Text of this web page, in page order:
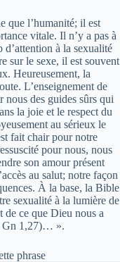
que l’humanité; il est
vitale. Il n’y a pas à
d’attention à la sexualité
sur le sexe, il est souvent
Heureusement, la
L’enseignement de
nous des guides sûrs qui
la joie et le respect du
au sérieux le
fait chair pour notre
pour nous, nous
son amour présent
au salut; notre façon
À la base, la Bible
sexualité à la lumière de
ce que Dieu nous a
Gn 1,27)… ».
phrase